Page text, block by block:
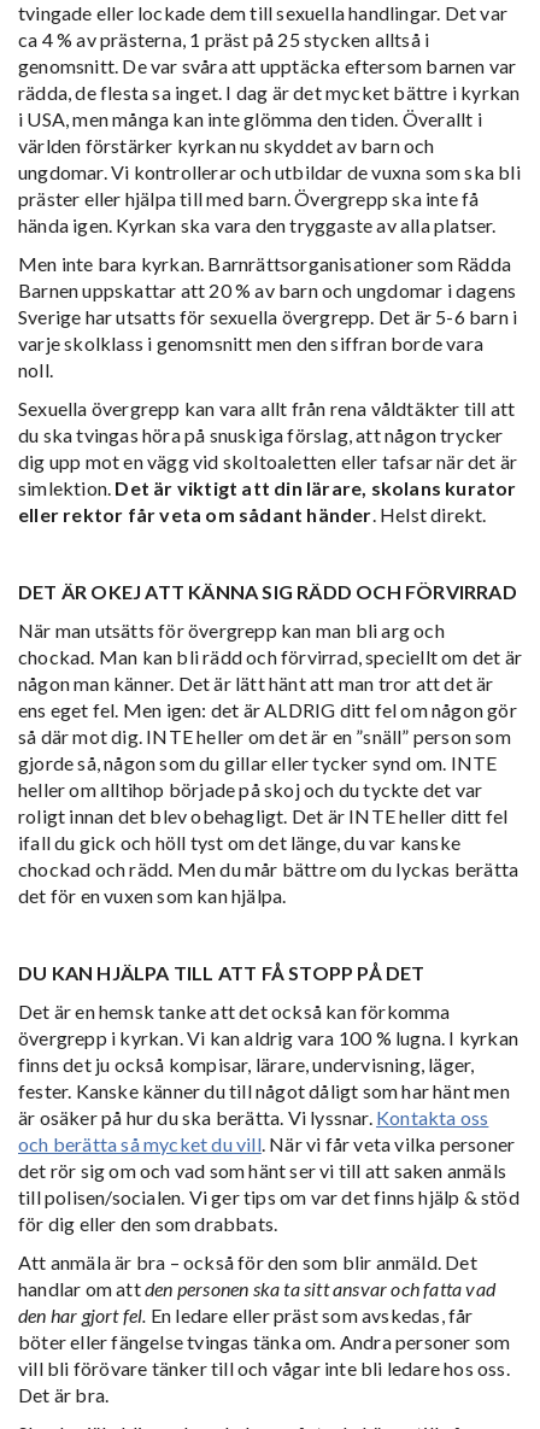
tvingade eller lockade dem till sexuella handlingar. Det var
ca 4 % av prästerna, 1 präst på 25 stycken alltså i
genomsnitt. De var svåra att upptäcka eftersom barnen var
rädda, de flesta sa inget. I dag är det mycket bättre i kyrkan
i USA, men många kan inte glömma den tiden. Överallt i
världen förstärker kyrkan nu skyddet av barn och
ungdomar. Vi kontrollerar och utbildar de vuxna som ska bli
präster eller hjälpa till med barn. Övergrepp ska inte få
hända igen. Kyrkan ska vara den tryggaste av alla platser.
Men inte bara kyrkan. Barnrättsorganisationer som Rädda
Barnen uppskattar att 20 % av barn och ungdomar i dagens
Sverige har utsatts för sexuella övergrepp. Det är 5-6 barn i
varje skolklass i genomsnitt men den siffran borde vara
noll.
Sexuella övergrepp kan vara allt från rena våldtäkter till att
du ska tvingas höra på snuskiga förslag, att någon trycker
dig upp mot en vägg vid skoltoaletten eller tafsar när det är
simlektion. Det är viktigt att din lärare, skolans kurator
eller rektor får veta om sådant händer. Helst direkt.
DET ÄR OKEJ ATT KÄNNA SIG RÄDD OCH FÖRVIRRAD
När man utsätts för övergrepp kan man bli arg och
chockad. Man kan bli rädd och förvirrad, speciellt om det är
någon man känner. Det är lätt hänt att man tror att det är
ens eget fel. Men igen: det är ALDRIG ditt fel om någon gör
så där mot dig. INTE heller om det är en ”snäll” person som
gjorde så, någon som du gillar eller tycker synd om. INTE
heller om alltihop började på skoj och du tyckte det var
roligt innan det blev obehagligt. Det är INTE heller ditt fel
ifall du gick och höll tyst om det länge, du var kanske
chockad och rädd. Men du mår bättre om du lyckas berätta
det för en vuxen som kan hjälpa.
DU KAN HJÄLPA TILL ATT FÅ STOPP PÅ DET
Det är en hemsk tanke att det också kan förkomma
övergrepp i kyrkan. Vi kan aldrig vara 100 % lugna. I kyrkan
finns det ju också kompisar, lärare, undervisning, läger,
fester. Kanske känner du till något dåligt som har hänt men
är osäker på hur du ska berätta. Vi lyssnar. Kontakta oss
och berätta så mycket du vill. När vi får veta vilka personer
det rör sig om och vad som hänt ser vi till att saken anmäls
till polisen/socialen. Vi ger tips om var det finns hjälp & stöd
för dig eller den som drabbats.
Att anmäla är bra – också för den som blir anmäld. Det
handlar om attden personen ska ta sitt ansvar och fatta vad
den har gjort fel. En ledare eller präst som avskedas, får
böter eller fängelse tvingas tänka om. Andra personer som
vill bli förövare tänker till och vågar inte bli ledare hos oss.
Det är bra.